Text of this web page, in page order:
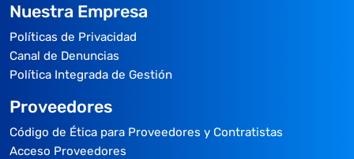
Nuestra Empresa
Políticas de Privacidad
Canal de Denuncias
Política Integrada de Gestión
Proveedores
Código de Ética para Proveedores y Contratistas
Acceso Proveedores